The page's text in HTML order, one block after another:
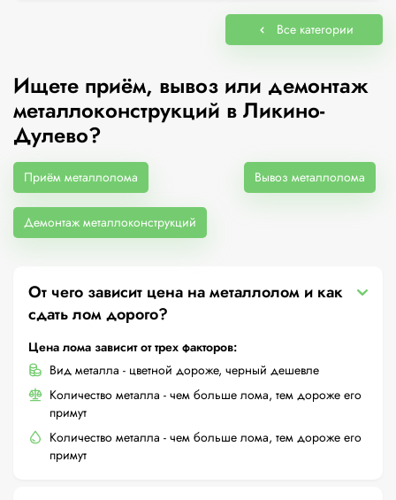
Все категории
Ищете приём, вывоз или демонтаж
металлоконструкций в Ликино-
Дулево?
Приём металлолома Вывоз металлолома
Демонтаж металлоконструкций
От чего зависит цена на металлолом и как
сдать лом дорого?
Цена лома зависит от трех факторов:
Вид металла - цветной дороже, черный дешевле
Количество металла - чем больше лома, тем дороже его
примут
Количество металла - чем больше лома, тем дороже его
примут